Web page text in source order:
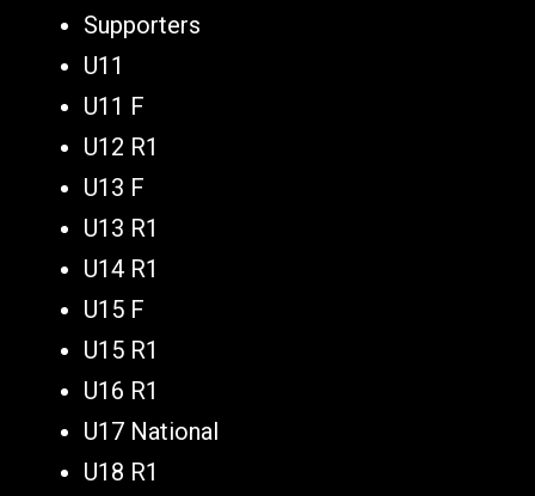
Supporters
U11
U11 F
U12 R1
U13 F
U13 R1
U14 R1
U15 F
U15 R1
U16 R1
U17 National
U18 R1